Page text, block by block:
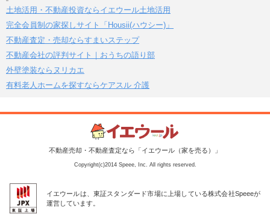
土地活用・不動産投資ならイエウール土地活用
完全会員制の家探しサイト「Housii(ハウシー)」
不動産査定・売却ならすまいステップ
不動産会社の評判サイト｜おうちの語り部
外壁塗装ならヌリカエ
有料老人ホームを探すならケアスル 介護
不動産売却・不動産査定なら「イエウール（家を売る）」
Copyright(c)2014 Speee, Inc. All rights reserved.
イエウールは、東証スタンダード市場に上場している株式会社Speeeが
運営しています。